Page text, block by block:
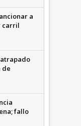
a
carril
|
atrapado
de
fallo
Octavio